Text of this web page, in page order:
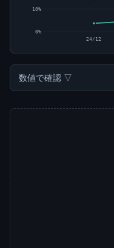
0%
10%
24/12
数値で確認 ▽